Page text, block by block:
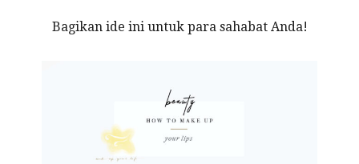
Bagikan ide ini untuk para sahabat Anda!